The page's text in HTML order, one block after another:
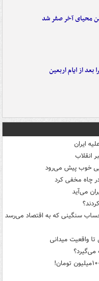
محیای آخر صفر شد
از ایام اربعین
ایران
خوب پیش می‌رود
چاه مخفی کرد
می‌آید
سنگینی که به اقتصاد می‌رسد
واقعیت میدانی
می‌گیرد؟